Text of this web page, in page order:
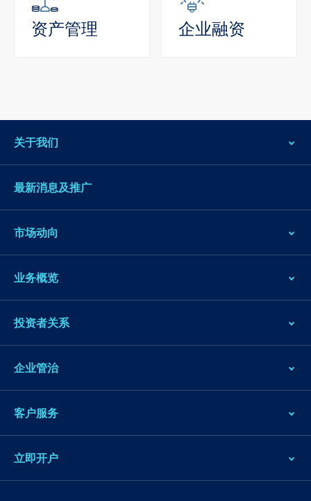
资产管理 企业融资
关于我们
最新消息及推广
市场动向
业务概览
投资者关系
企业管治
客户服务
立即开户